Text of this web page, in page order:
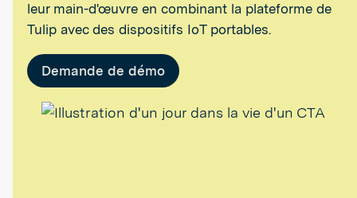
leur main-d'œuvre en combinant la plateforme de
Tulip avec des dispositifs IoT portables.
Demande de démo